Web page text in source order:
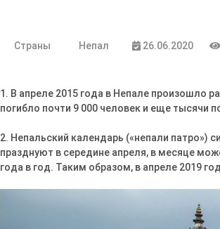
Страны Непал 26.06.2020
1. В апреле 2015 года в Непале произошло
погибло почти 9 000 человек и еще тысячи
2. Непальский календарь («непали патро»)
празднуют в середине апреля, в месяце
года в год. Таким образом, в апреле 2019